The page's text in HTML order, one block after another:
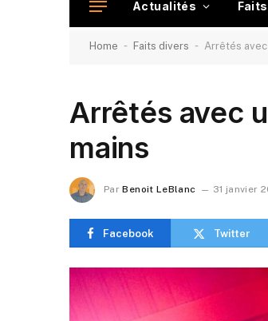
Actualités
Home - Faits divers - Arrêtés avec
Arrêtés avec
mains
Par Benoit LeBlanc 31 janvier
Facebook Twitter